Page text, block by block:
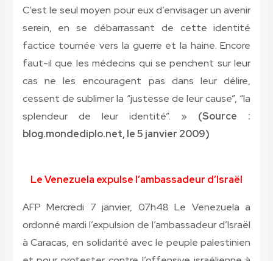
C’est le seul moyen pour eux d’envisager un avenir
serein, en se débarrassant de cette identité
factice tournée vers la guerre et la haine. Encore
faut-il que les médecins qui se penchent sur leur
cas ne les encouragent pas dans leur délire,
cessent de sublimer la “justesse de leur cause”, “la
splendeur de leur identité”. » (Source :
blog.mondediplo.net, le 5 janvier 2009)
Le Venezuela expulse l’ambassadeur d’Israël
AFP Mercredi 7 janvier, 07h48 Le Venezuela a
ordonné mardi l’expulsion de l’ambassadeur d’Israël
à Caracas, en solidarité avec le peuple palestinien